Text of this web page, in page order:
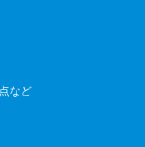
など